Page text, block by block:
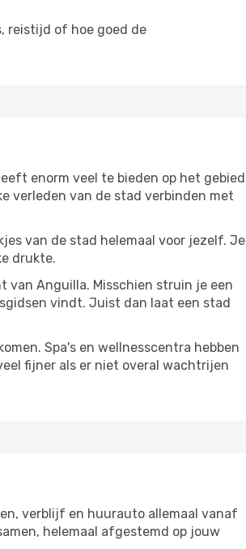
reistijd of hoe goed de
enorm veel te bieden op het gebied
verleden van de stad verbinden met
van de stad helemaal voor jezelf. Je
drukte.
van Anguilla. Misschien struin je een
vindt. Juist dan laat een stad
Spa's en wellnesscentra hebben
fijner als er niet overal wachtrijen
verblijf en huurauto allemaal vanaf
helemaal afgestemd op jouw